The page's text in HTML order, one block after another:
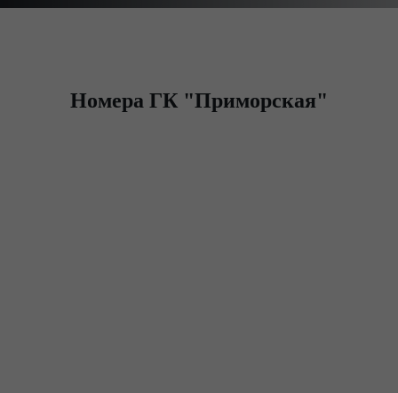
Номера ГК "Приморская"